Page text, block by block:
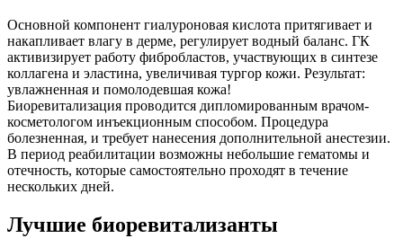
Основной компонент гиалуроновая кислота притягивает и
накапливает влагу в дерме, регулирует водный баланс. ГК
активизирует работу фибробластов, участвующих в синтезе
коллагена и эластина, увеличивая тургор кожи. Результат:
увлажненная и помолодевшая кожа!
Биоревитализация проводится дипломированным врачом-
косметологом инъекционным способом. Процедура
болезненная, и требует нанесения дополнительной анестезии.
В период реабилитации возможны небольшие гематомы и
отечность, которые самостоятельно проходят в течение
нескольких дней.
Лучшие биоревитализанты